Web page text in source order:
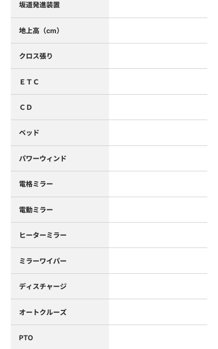
坂道発進装置
地上高（cm）
クロス張り
ＥＴＣ
ＣＤ
ベッド
パワーウィンド
電格ミラー
電動ミラー
ヒーターミラー
ミラーワイパー
ディスチャージ
オートクルーズ
PTO